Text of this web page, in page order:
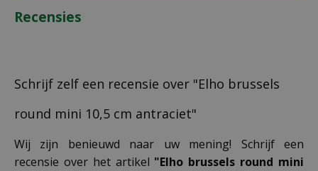
Recensies
Schrijf zelf een recensie over "Elho brussels
round mini 10,5 cm antraciet"
Wij zijn benieuwd naar uw mening! Schrijf een
recensie over het artikel "Elho brussels round mini